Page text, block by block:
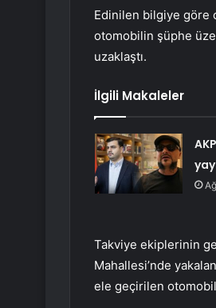
Edinilen bilgiye göre
otomobilin şüphe
uzaklaştı.
İlgili Makaleler
Takviye ekiplerinin
Mahallesi’nde
ele geçirilen